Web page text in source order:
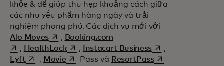
khỏe & để giúp thu hẹp khoảng cách giữa
các nhu yếu phẩm hàng ngày và trải
nghiệm phong phú. Các dịch vụ mới với
Alo Movesopens in a new tab
, Booking.comopens in a new tab
, HealthLockopens in a new tab
, Instacart Businessopens in a new tab
,
Lyftopens in a new tab
, Movieopens in a new tab
Pass và ResortPassopens in a new tab